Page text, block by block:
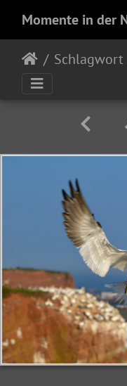
Momente in der
Schlagwort